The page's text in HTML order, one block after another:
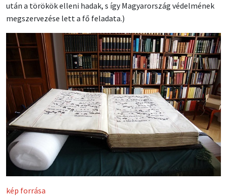
után a törökök elleni hadak, s így Magyarország védelmének
megszervezése lett a fő feladata.)
kép forrása